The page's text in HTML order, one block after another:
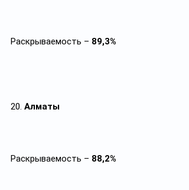
Раскрываемость – 89,3%
20. Алматы
Раскрываемость – 88,2%